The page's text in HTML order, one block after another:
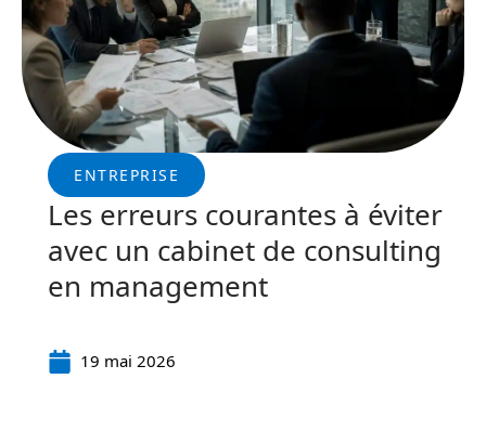
ENTREPRISE
Les erreurs courantes à éviter
avec un cabinet de consulting
en management
19 mai 2026